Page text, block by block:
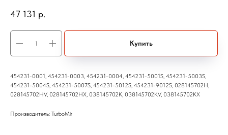
47 131 р.
Купить
454231-0001, 454231-0003, 454231-0004, 454231-5001S, 454231-5003S,
454231-5004S, 454231-5007S, 454231-5012S, 454231-9012S, 028145702H,
028145702HV, 028145702HX, 038145702K, 038145702KV, 038145702KX
Производитель: TurboMir